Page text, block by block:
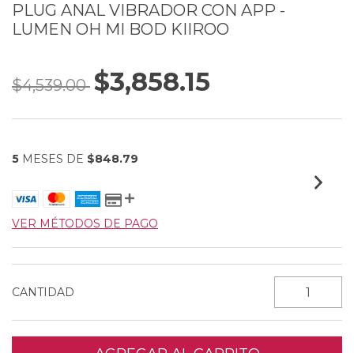
PLUG ANAL VIBRADOR CON APP -
LUMEN OH MI BOD KIIROO
$4,539.00 $3,858.15
5 MESES DE $848.79
VER MÉTODOS DE PAGO
CANTIDAD